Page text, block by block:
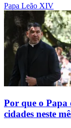
Papa Leão XIV
Por que o Papa
cidades neste